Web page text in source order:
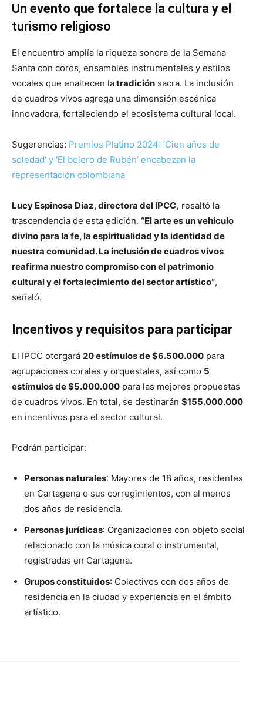
Un evento que fortalece la cultura y el
turismo religioso
El encuentro amplía la riqueza sonora de la Semana
Santa con coros, ensambles instrumentales y estilos
vocales que enaltecen latradición sacra. La inclusión
de cuadros vivos agrega una dimensión escénica
innovadora, fortaleciendo el ecosistema cultural local.
Sugerencias: Premios Platino 2024: ‘Cien años de
soledad’ y ‘El bolero de Rubén’ encabezan la
representación colombiana
Lucy Espinosa Díaz, directora del IPCC, resaltó la
trascendencia de esta edición. “El arte es un vehículo
divino para la fe, la espiritualidad y la identidad de
nuestra comunidad. La inclusión de cuadros vivos
reafirma nuestro compromiso con el patrimonio
cultural y el fortalecimiento del sector artístico”,
señaló.
Incentivos y requisitos para participar
El IPCC otorgará 20 estímulos de $6.500.000 para
agrupaciones corales y orquestales, así como 5
estímulos de $5.000.000 para las mejores propuestas
de cuadros vivos. En total, se destinarán $155.000.000
en incentivos para el sector cultural.
Podrán participar:
Personas naturales: Mayores de 18 años, residentes
en Cartagena o sus corregimientos, con al menos
dos años de residencia.
Personas jurídicas: Organizaciones con objeto social
relacionado con la música coral o instrumental,
registradas en Cartagena.
Grupos constituidos: Colectivos con dos años de
residencia en la ciudad y experiencia en el ámbito
artístico.